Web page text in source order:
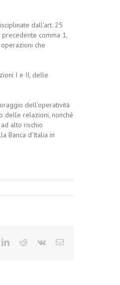
dall’art. 25
comma 1,
che
I e II, delle
dell’operatività
delle relazioni, nonché
alto rischio
Banca d’Italia in